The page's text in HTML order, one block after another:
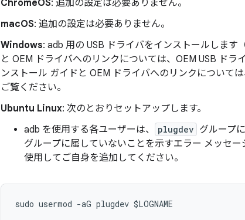
ChromeOS: 追加の設定は必要ありません。
macOS: 追加の設定は必要ありません。
Windows: adb 用の USB ドライバをインストールします
と OEM ドライバへのリンクについては、OEM USB ド
ンストール ガイドと OEM ドライバへのリンクについては
ご覧ください。
Ubuntu Linux: 次のとおりセットアップします。
adb を使用する各ユーザーは、
plugdev グループ
グループに属していないことを示すエラー メッセ
使用してご自身を追加してください。